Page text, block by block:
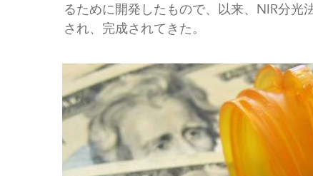
るために開発したもので、以来、NIR分
され、完成されてきた。